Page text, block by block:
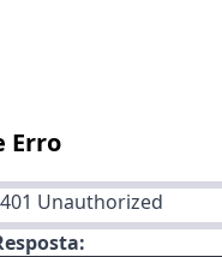
Erro
401 Unauthorized